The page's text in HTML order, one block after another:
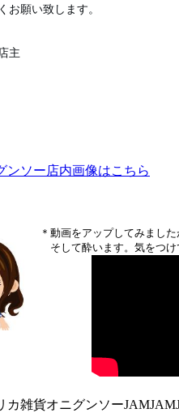
お願い致します。
主
ンソー店内画像はこちら
＊動画をアップしてみまし
そして酔います。気をつけ
カ雑貨オニグンソー